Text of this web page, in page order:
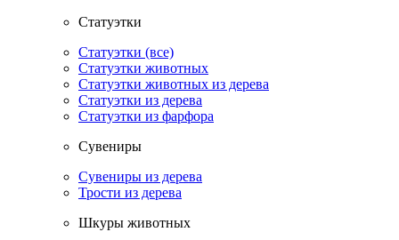
Статуэтки
Статуэтки (все)
Статуэтки животных
Статуэтки животных из дерева
Статуэтки из дерева
Статуэтки из фарфора
Сувениры
Сувениры из дерева
Трости из дерева
Шкуры животных